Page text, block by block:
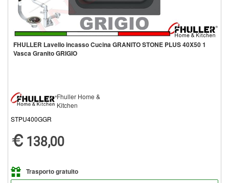
FHULLER Lavello incasso Cucina GRANITO STONE PLUS 40X50 1
Vasca Granito GRIGIO
Fhuller Home &
Kitchen
STPU400GGR
138,00
Trasporto gratuito